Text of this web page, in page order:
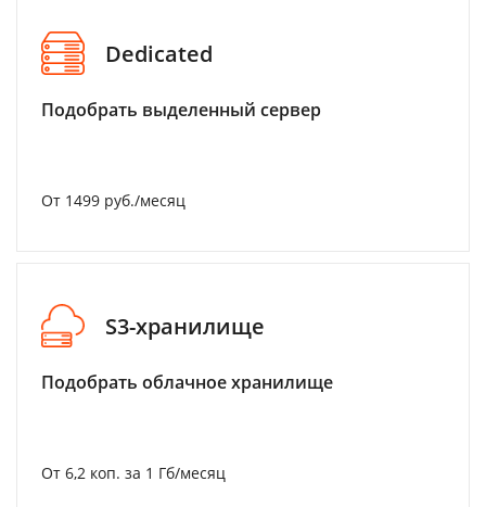
Dedicated
Подобрать выделенный сервер
От 1499 руб./месяц
S3-хранилище
Подобрать облачное хранилище
От 6,2 коп. за 1 Гб/месяц